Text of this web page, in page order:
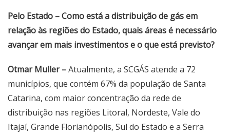
Pelo Estado – Como está a distribuição de gás em
relação às regiões do Estado, quais áreas é necessário
avançar em mais investimentos e o que está previsto?
Otmar Muller –Atualmente, a SCGÁS atende a 72
municípios, que contém 67% da população de Santa
Catarina, com maior concentração da rede de
distribuição nas regiões Litoral, Nordeste, Vale do
Itajaí, Grande Florianópolis, Sul do Estado e a Serra